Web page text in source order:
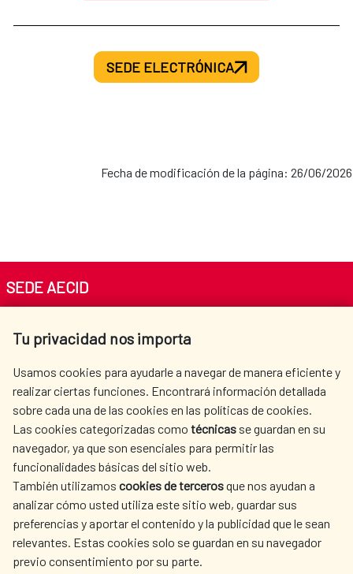
SEDE ELECTRÓNICA
Fecha de modificación de la página: 26/06/2026
Tu privacidad nos importa
Usamos cookies para ayudarle a navegar de manera eficiente y
realizar ciertas funciones. Encontrará información detallada
sobre cada una de las cookies en las políticas de cookies.
Las cookies categorizadas como técnicas se guardan en su
navegador, ya que son esenciales para permitir las
funcionalidades básicas del sitio web.
También utilizamos cookies de tercerosque nos ayudan a
analizar cómo usted utiliza este sitio web, guardar sus
preferencias y aportar el contenido y la publicidad que le sean
relevantes. Estas cookies solo se guardan en su navegador
previo consentimiento por su parte.
SEDE AECID
Tel. +34 900 20 30 54​​​​​​​
AECID
OÙ NOUS COOPÉRONS
L'ACTION HUMANITAIRE
ESPAGNOLE
SALLE DE PRESSE
CULTURE ET SCIENCE BIBLIOTHÈQUE